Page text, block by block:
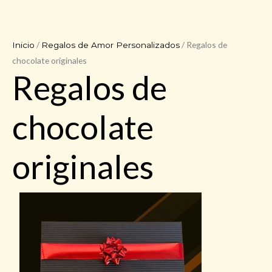
Inicio / Regalos de Amor Personalizados/ Regalos de
chocolate originales
Regalos de
chocolate
originales